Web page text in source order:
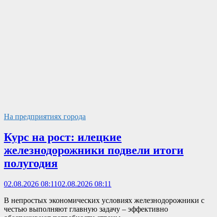
На предприятиях города
Курс на рост: илецкие
железнодорожники подвели итоги
полугодия
02.08.2026 08:1102.08.2026 08:11
В непростых экономических условиях железнодорожники с
честью выполняют главную задачу – эффективно